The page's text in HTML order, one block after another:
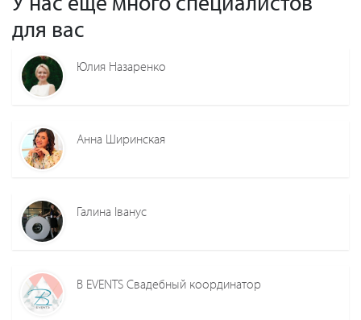
для вас
Юлия Назаренко
Анна Ширинская
Галина Іванус
B EVENTS Свадебный координатор